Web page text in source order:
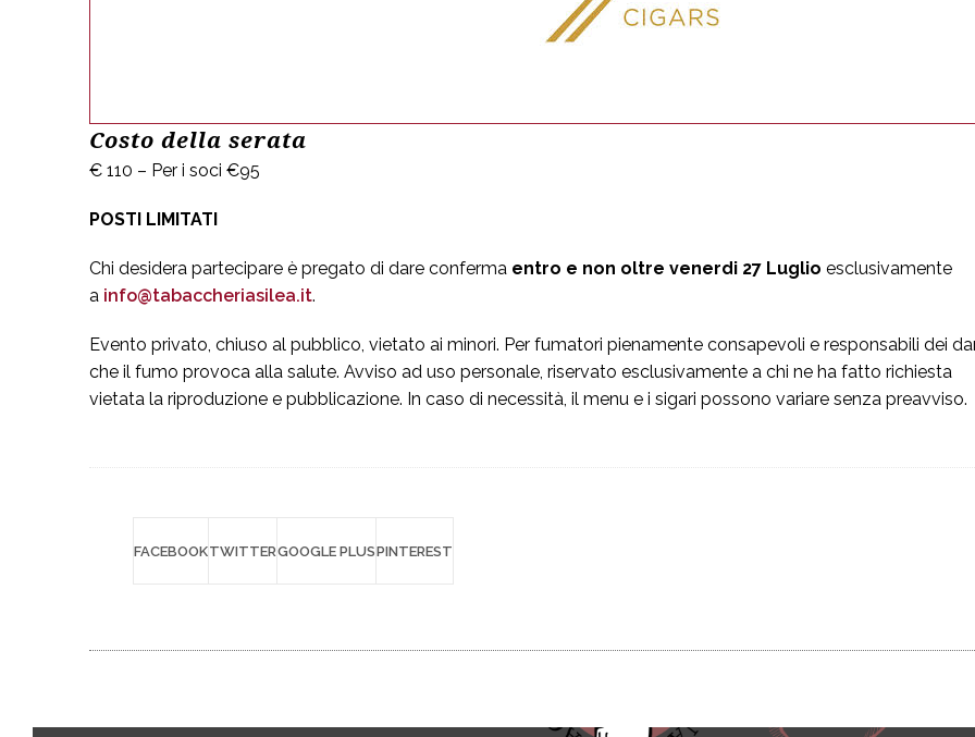
Costo della serata
€ 110 – Per i soci €95
POSTI LIMITATI
Chi desidera partecipare è pregato di dare conferma entro e non oltre venerdi 27 Luglio esclusivamente
a info@tabaccheriasilea.it.
Evento privato, chiuso al pubblico, vietato ai minori. Per fumatori pienamente consapevoli e responsabili dei
che il fumo provoca alla salute. Avviso ad uso personale, riservato esclusivamente a chi ne ha fatto richiesta
vietata la riproduzione e pubblicazione. In caso di necessità, il menu e i sigari possono variare senza preavviso.
FACEBOOKTWITTERGOOGLE PLUSPINTEREST
Osteria Alla Pasina s.n.c.
+39 0422 382112 - Fax
+39 0422 492322
Email pasina@pasina.it
P.Iva 02123290260 /Dati societari/Privacy
policy
Project byPromoservice.com
Youtube
my